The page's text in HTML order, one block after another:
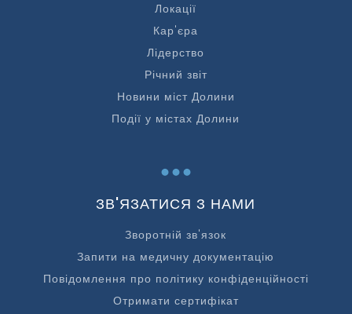
Локації
Кар'єра
Лідерство
Річний звіт
Новини міст Долини
Події у містах Долини
...
ЗВ'ЯЗАТИСЯ З НАМИ
Зворотній зв'язок
Запити на медичну документацію
Повідомлення про політику конфіденційності
Отримати сертифікат